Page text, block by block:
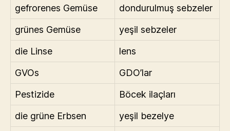
gefrorenes Gemüse
dondurulmuş sebzeler
grünes Gemüse
yeşil sebzeler
die Linse
lens
GVOs
GDO’lar
Pestizide
Böcek ilaçları
die grüne Erbsen
yeşil bezelye